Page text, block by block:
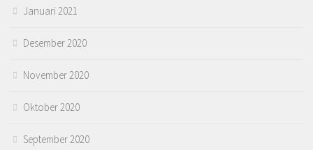
Januari 2021
Desember 2020
November 2020
Oktober 2020
September 2020